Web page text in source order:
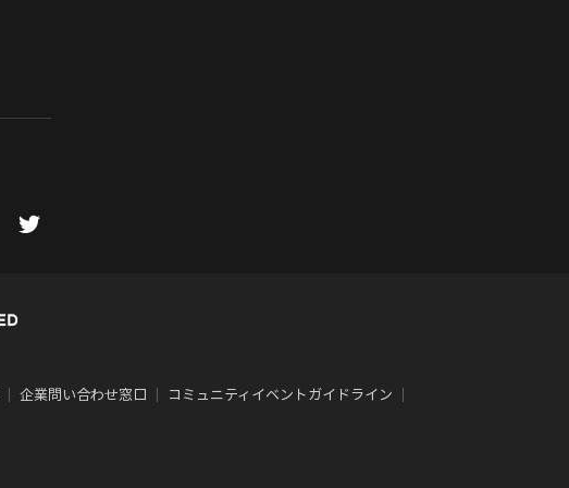
｜ 企業問い合わせ窓口 ｜ コミュニティイベントガイドライン ｜